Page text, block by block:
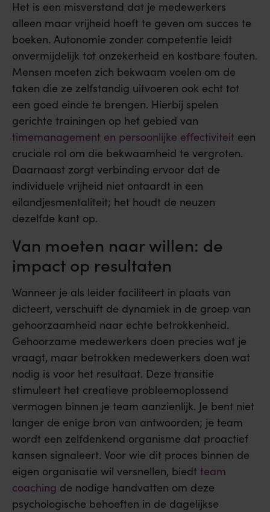
Het is een misverstand dat je medewerkers
alleen maar vrijheid hoeft te geven om succes te
boeken. Autonomie zonder competentie leidt
onvermijdelijk tot onzekerheid en kostbare fouten.
Mensen moeten zich bekwaam voelen om de
taken die ze zelfstandig uitvoeren ook echt tot
een goed einde te brengen. Hierbij spelen
gerichte trainingen op het gebied van
timemanagement en persoonlijke effectiviteit een
cruciale rol om die bekwaamheid te vergroten.
Daarnaast zorgt verbinding ervoor dat de
individuele vrijheid niet ontaardt in een
eilandjesmentaliteit; het houdt de neuzen
dezelfde kant op.
Van moeten naar willen: de
impact op resultaten
Wanneer je als leider faciliteert in plaats van
dicteert, verschuift de dynamiek in de groep van
gehoorzaamheid naar echte betrokkenheid.
Gehoorzame medewerkers doen precies wat je
vraagt, maar betrokken medewerkers doen wat
nodig is voor het resultaat. Deze transitie
stimuleert het creatieve probleemoplossend
vermogen binnen je team aanzienlijk. Je bent niet
langer de enige bron van antwoorden; je team
wordt een zelfdenkend organisme dat proactief
kansen signaleert. Voor wie dit proces binnen de
eigen organisatie wil versnellen, biedt team
coaching de nodige handvatten om deze
psychologische behoeften in de dagelijkse